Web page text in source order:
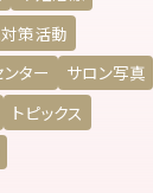
策活動
ター
サロン写真
トピックス